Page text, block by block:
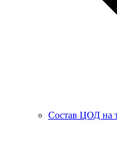
Состав ЦОД на